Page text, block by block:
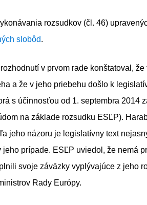
rozsudkov (čl. 46)
slobôd.
v prvom rade konštatoval,
a že v jeho priebehu došlo k
s účinnosťou od 1. septembra 2014
na základe rozsudku ESĽP).
jeho názoru je legislatívny text
jeho prípade. ESĽP uviedol, že nemá
svoje záväzky vyplývajúce z jeho
Rady Európy.